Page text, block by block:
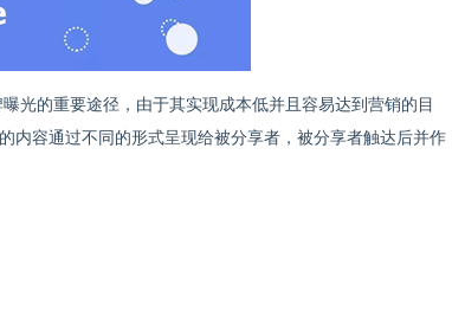
光的重要途径，由于其实现成本低并且容易达到营销的目
内容通过不同的形式呈现给被分享者，被分享者触达后并作